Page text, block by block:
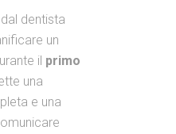
dentista
un
il primo
una
e una